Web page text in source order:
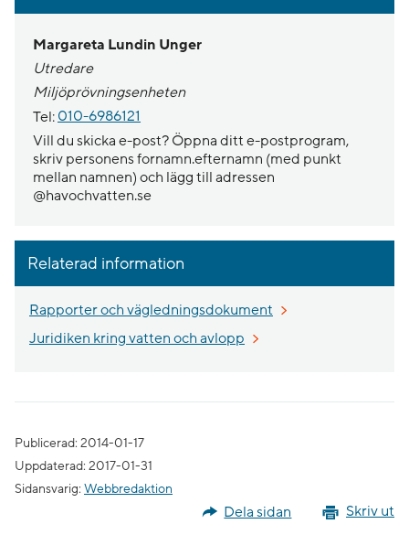
Margareta Lundin Unger
Utredare
Miljöprövningsenheten
Tel: 010-6986121
Vill du skicka e-post? Öppna ditt e-postprogram,
skriv personens fornamn.efternamn (med punkt
mellan namnen) och lägg till adressen
@havochvatten.se
Relaterad information
Rapporter och vägledningsdokument
Juridiken kring vatten och avlopp
Publicerad: 2014-01-17
Uppdaterad: 2017-01-31
Sidansvarig: Webbredaktion
Skriv ut
Dela sidan